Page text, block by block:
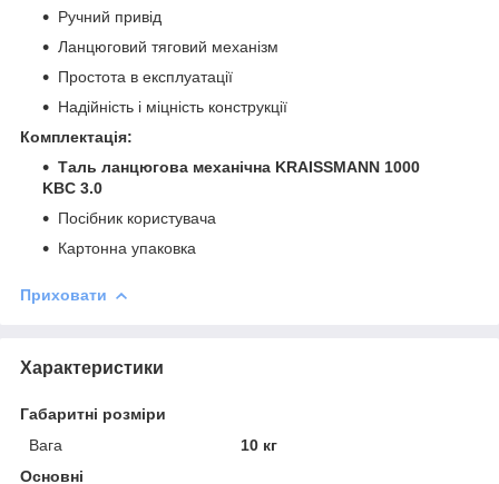
Ручний привід
Ланцюговий тяговий механізм
Простота в експлуатації
Надійність і міцність конструкції
Комплектація:
Таль ланцюгова механічна KRAISSMANN 1000
KBC 3.0
Посібник користувача
Картонна упаковка
Приховати
Характеристики
Габаритні розміри
Вага
10 кг
Основні